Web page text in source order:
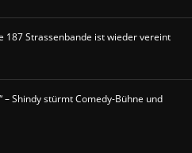
187 Strassenbande ist wieder vereint
– Shindy stürmt Comedy-Bühne und